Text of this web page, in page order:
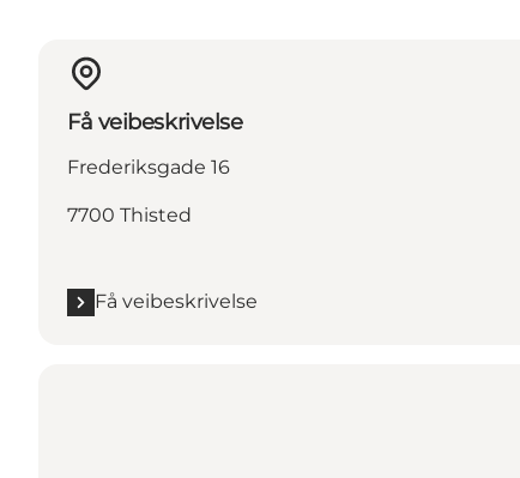
Få veibeskrivelse
Frederiksgade 16
7700 Thisted
Få veibeskrivelse